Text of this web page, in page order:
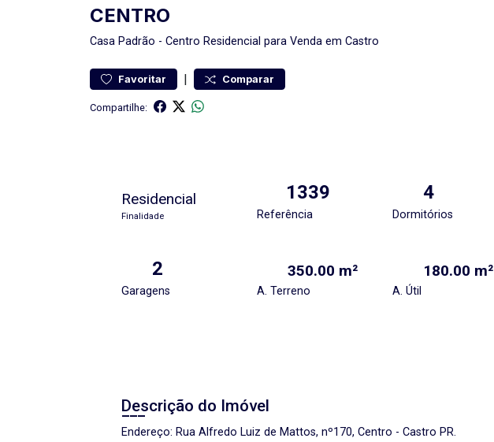
CENTRO
Casa Padrão - Centro Residencial para Venda em Castro
Favoritar | Comparar
Compartilhe:
Residencial
Finalidade
1339
Referência
4
Dormitórios
2
Garagens
350.00 m²
A. Terreno
180.00 m²
A. Útil
Descrição do Imóvel
Endereço: Rua Alfredo Luiz de Mattos, nº170, Centro - Castro PR.